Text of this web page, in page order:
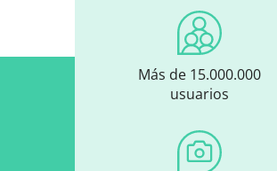
Más de 15.000.000
usuarios